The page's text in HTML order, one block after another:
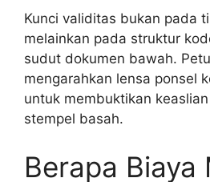
Kunci validitas bukan pada
melainkan pada struktur
sudut dokumen bawah.
mengarahkan lensa ponsel
untuk membuktikan
stempel basah.
Berapa Biaya